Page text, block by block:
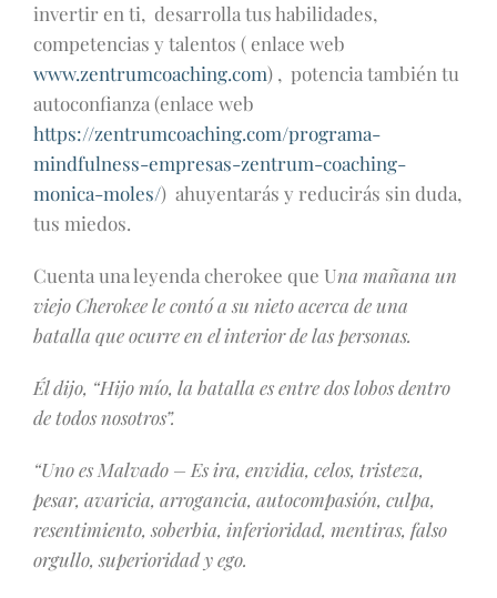
invertir en ti, desarrolla tus habilidades,
competencias y talentos ( enlace web
www.zentrumcoaching.com) , potencia también tu
autoconfianza (enlace web
https://zentrumcoaching.com/programa-
mindfulness-empresas-zentrum-coaching-
monica-moles/) ahuyentarás y reducirás sin duda,
tus miedos.
Cuenta una leyenda cherokee que Una mañana un
viejo Cherokee le contó a su nieto acerca de una
batalla que ocurre en el interior de las personas.
Él dijo, “Hijo mío, la batalla es entre dos lobos dentro
de todos nosotros”.
“Uno es Malvado – Es ira, envidia, celos, tristeza,
pesar, avaricia, arrogancia, autocompasión, culpa,
resentimiento, soberbia, inferioridad, mentiras, falso
orgullo, superioridad y ego.